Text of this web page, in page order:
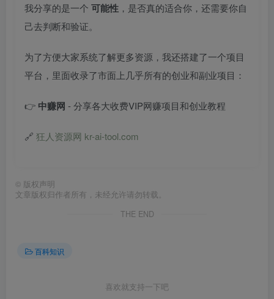
我分享的是一个 可能性 ，是否真的适合你，还需要你自
己去判断和验证。
为了方便大家系统了解更多资源，我还搭建了一个项目
平台，里面收录了市面上几乎所有的创业和副业项目：
👉 中赚网 - 分享各大收费VIP网赚项目和创业教程
🔗 狂人资源网 kr-ai-tool.com
© 版权声明
文章版权归作者所有，未经允许请勿转载。
THE END
百科知识
喜欢就支持一下吧